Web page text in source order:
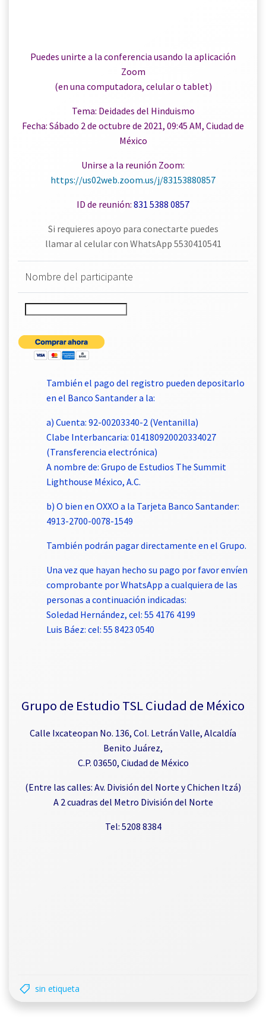
Puedes unirte a la conferencia usando la aplicación
Zoom
(en una computadora, celular o tablet)
Tema: Deidades del Hinduismo
Fecha: Sábado 2 de octubre de 2021, 09:45 AM, Ciudad de
México
Unirse a la reunión Zoom:
https://us02web.zoom.us/j/83153880857
ID de reunión: 831 5388 0857
Si requieres apoyo para conectarte puedes
llamar al celular con WhatsApp 5530410541
Nombre del participante
También el pago del registro pueden depositarlo
en el Banco Santander a la:
a) Cuenta: 92-00203340-2 (Ventanilla)
Clabe Interbancaria: 014180920020334027
(Transferencia electrónica)
A nombre de: Grupo de Estudios The Summit
Lighthouse México, A.C.
b) O bien en OXXO a la Tarjeta Banco Santander:
4913-2700-0078-1549
También podrán pagar directamente en el Grupo.
Una vez que hayan hecho su pago por favor envíen
comprobante por WhatsApp a cualquiera de las
personas a continuación indicadas:
Soledad Hernández, cel: 55 4176 4199
Luis Báez: cel: 55 8423 0540
Grupo de Estudio TSL Ciudad de México
Calle Ixcateopan No. 136, Col. Letrán Valle, Alcaldía
Benito Juárez,
C.P. 03650, Ciudad de México
(Entre las calles: Av. División del Norte y Chichen Itzá)
A 2 cuadras del Metro División del Norte
Tel: 5208 8384
sin etiqueta